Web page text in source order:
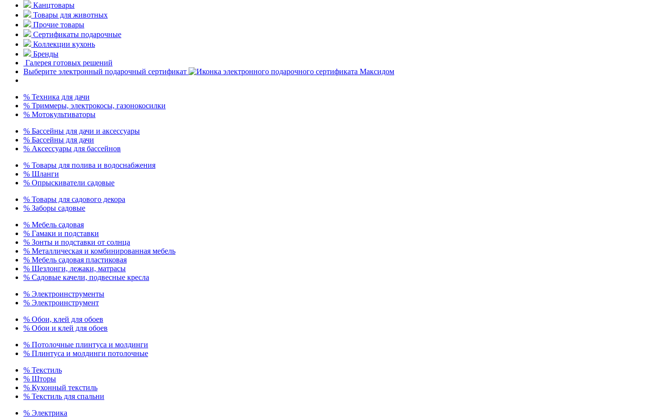
Канцтовары
Товары для животных
Прочие товары
Сертификаты подарочные
Коллекции кухонь
Бренды
Галерея готовых решений
Выберите электронный подарочный сертификат
% Техника для дачи
% Триммеры, электрокосы, газонокосилки
% Мотокультиваторы
% Бассейны для дачи и аксессуары
% Бассейны для дачи
% Аксессуары для бассейнов
% Товары для полива и водоснабжения
% Шланги
% Опрыскиватели садовые
% Товары для садового декора
% Заборы садовые
% Мебель садовая
% Гамаки и подставки
% Зонты и подставки от солнца
% Металлическая и комбинированная мебель
% Мебель садовая пластиковая
% Шезлонги, лежаки, матрасы
% Садовые качели, подвесные кресла
% Электроинструменты
% Электроинструмент
% Обои, клей для обоев
% Обои и клей для обоев
% Потолочные плинтуса и молдинги
% Плинтуса и молдинги потолочные
% Текстиль
% Шторы
% Кухонный текстиль
% Текстиль для спальни
% Электрика